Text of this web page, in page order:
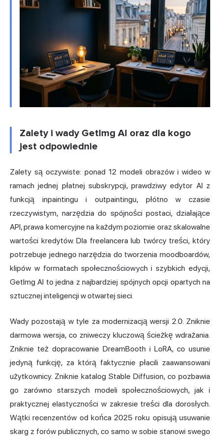
Zalety i wady GetImg AI oraz dla kogo
jest odpowiednie
Zalety są oczywiste: ponad 12 modeli obrazów i wideo w
ramach jednej płatnej subskrypcji, prawdziwy edytor AI z
funkcją inpaintingu i outpaintingu, płótno w czasie
rzeczywistym, narzędzia do spójności postaci, działające
API, prawa komercyjne na każdym poziomie oraz skalowalne
wartości kredytów. Dla freelancera lub twórcy treści, który
potrzebuje jednego narzędzia do tworzenia moodboardów,
klipów w formatach społecznościowych i szybkich edycji,
GetImg AI to jedna z najbardziej spójnych opcji opartych na
sztucznej inteligencji w otwartej sieci.
Wady pozostają w tyle za modernizacją wersji 2.0. Zniknie
darmowa wersja, co zniweczy kluczową ścieżkę wdrażania.
Zniknie też dopracowanie DreamBooth i LoRA, co usunie
jedyną funkcję, za którą faktycznie płacili zaawansowani
użytkownicy. Zniknie katalog Stable Diffusion, co pozbawia
go zarówno starszych modeli społecznościowych, jak i
praktycznej elastyczności w zakresie treści dla dorosłych.
Wątki recenzentów od końca 2025 roku opisują usuwanie
skarg z forów publicznych, co samo w sobie stanowi swego